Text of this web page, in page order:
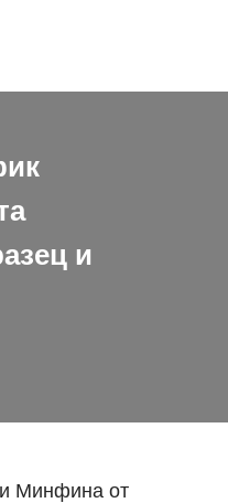
и
Минфина от